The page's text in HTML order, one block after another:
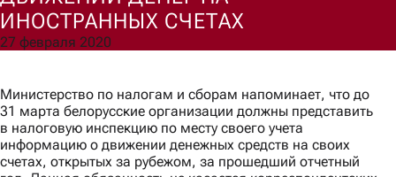
ИНОСТРАННЫХ СЧЕТАХ
27 февраля 2020
Министерство по налогам и сборам напоминает, что до
31 марта белорусские организации должны представить
в налоговую инспекцию по месту своего учета
информацию о движении денежных средств на своих
счетах, открытых за рубежом, за прошедший отчетный
Согласен(а) на обработку моих персональных данных для
Ознакомлен(а) с правами, порядком их реализации и
последствиями дачи согласия.
Отправить